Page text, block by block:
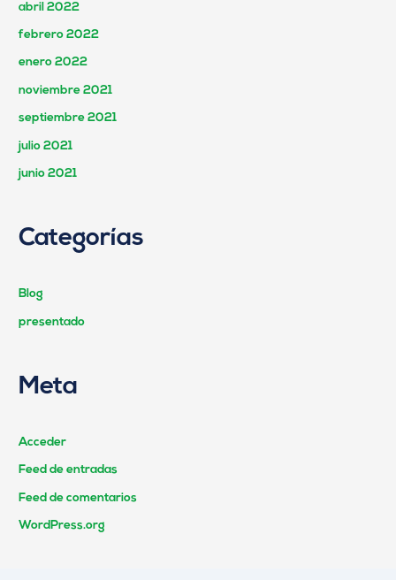
abril 2022
febrero 2022
enero 2022
noviembre 2021
septiembre 2021
julio 2021
junio 2021
Categorías
Blog
presentado
Meta
Acceder
Feed de entradas
Feed de comentarios
WordPress.org